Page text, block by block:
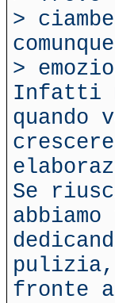
>
>
Infatti
Se
pulizia,
fronte